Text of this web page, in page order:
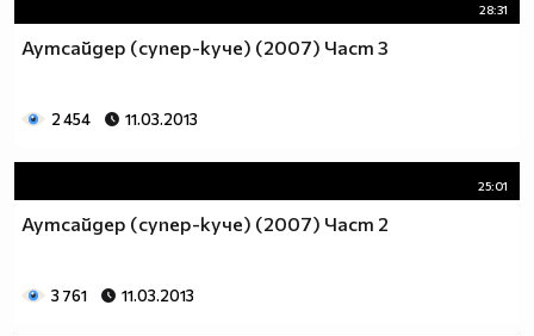
28:31
Аутсайдер (супер-куче) (2007) Част 3
2 454 11.03.2013
25:01
Аутсайдер (супер-куче) (2007) Част 2
3 761 11.03.2013